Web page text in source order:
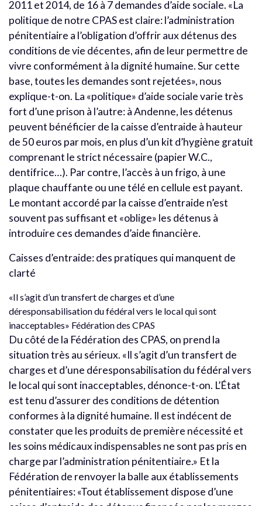
2011 et 2014, de 16 à 7 demandes d’aide sociale. «La
politique de notre CPAS est claire: l’administration
pénitentiaire a l’obligation d’offrir aux détenus des
conditions de vie décentes, afin de leur permettre de
vivre conformément à la dignité humaine. Sur cette
base, toutes les demandes sont rejetées», nous
explique-t-on. La «politique» d’aide sociale varie très
fort d’une prison à l’autre: à Andenne, les détenus
peuvent bénéficier de la caisse d’entraide à hauteur
de 50 euros par mois, en plus d’un kit d’hygiène gratuit
comprenant le strict nécessaire (papier W.C.,
dentifrice…). Par contre, l’accès à un frigo, à une
plaque chauffante ou une télé en cellule est payant.
Le montant accordé par la caisse d’entraide n’est
souvent pas suffisant et «oblige» les détenus à
introduire ces demandes d’aide financière.
Caisses d’entraide: des pratiques qui manquent de
clarté
«Il s’agit d’un transfert de charges et d’une
déresponsabilisation du fédéral vers le local qui sont
inacceptables» Fédération des CPAS
Du côté de la Fédération des CPAS, on prend la
situation très au sérieux. «Il s’agit d’un transfert de
charges et d’une déresponsabilisation du fédéral vers
le local qui sont inacceptables, dénonce-t-on. L’État
est tenu d’assurer des conditions de détention
conformes à la dignité humaine. Il est indécent de
constater que les produits de première nécessité et
les soins médicaux indispensables ne sont pas pris en
charge par l’administration pénitentiaire.» Et la
Fédération de renvoyer la balle aux établissements
pénitentiaires: «Tout établissement dispose d’une